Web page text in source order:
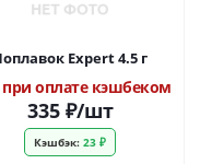
Expert 4.5 г
оплате кэшбеком
335₽/шт
Кэшбэк: 23 ₽